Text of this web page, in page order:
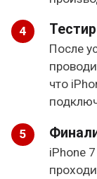
После
что
iPhone